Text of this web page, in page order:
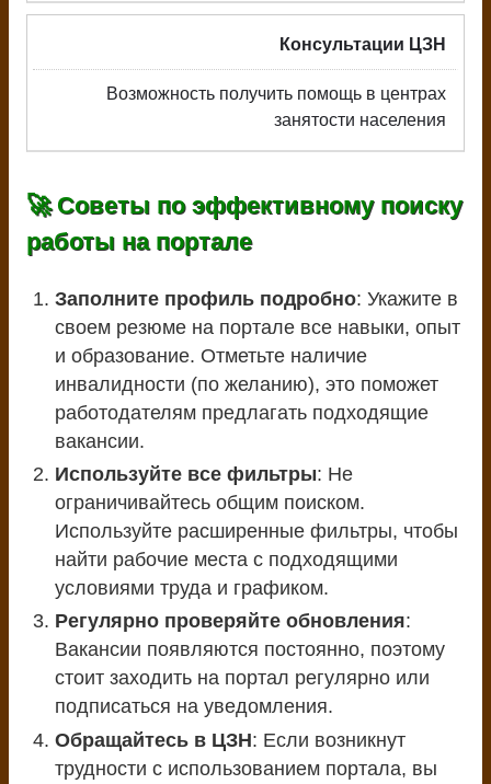
Консультации ЦЗН
Возможность получить помощь в центрах
занятости населения
🚀 Советы по эффективному поиску
работы на портале
Заполните профиль подробно: Укажите в
своем резюме на портале все навыки, опыт
и образование. Отметьте наличие
инвалидности (по желанию), это поможет
работодателям предлагать подходящие
вакансии.
Используйте все фильтры: Не
ограничивайтесь общим поиском.
Используйте расширенные фильтры, чтобы
найти рабочие места с подходящими
условиями труда и графиком.
Регулярно проверяйте обновления:
Вакансии появляются постоянно, поэтому
стоит заходить на портал регулярно или
подписаться на уведомления.
Обращайтесь в ЦЗН: Если возникнут
трудности с использованием портала, вы